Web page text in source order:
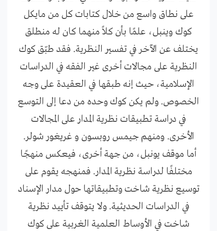
على نطاق واسع من خلال كتابات كل من مايكل
كوك وينبل، علمًا بأن كلاً منهما كان له منطلق
يختلف عن الآخر في تفسير النظرية. فقد طبّق كوك
النظرية على مجالات أخرى غير الفقه في الدراسات
الإسلامية، حيث إنه طبقها في العقيدة على وجه
الخصوص. ولم يكن كوك وحده من دعا إلى التوسع
في دراسة تطبيقات نظرية المدار على المجالات
الأخرى. ومنهم جيمس روبسون و غريغور شولر.
أما موقف يونبل، من جهة أخرى، فيعكس منهجًا
مختلفًا لدراسة نظرية المدار. فمنهجه يقوم على
توسيع نظرية شاخت وتطبيقاتها حول مدار الإسناد
في الدراسات الحديثية. ولا يتوقف تأييد نظرية
شاخت في الأوساط العلمية الغربية على كوك